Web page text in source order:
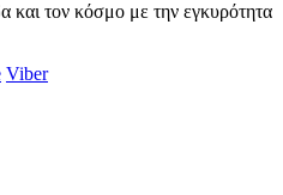
και τον κόσμο με την εγκυρότητα
Viber